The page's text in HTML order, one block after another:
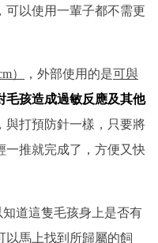
，可以使用一輩子都不需更
） ，外部使用的是可與
毛孩造成過敏反應及其他
與打預防針一樣，只要將
推就完成了，方便又快
道這隻毛孩身上是否有
以馬上找到所歸屬的飼